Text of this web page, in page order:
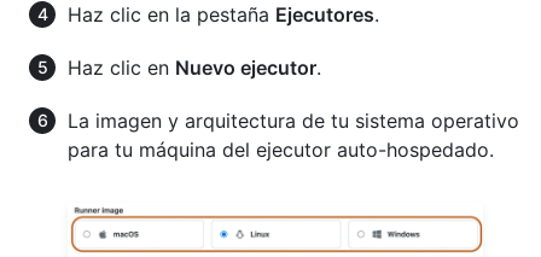
Haz clic en la pestaña Ejecutores.
Haz clic en Nuevo ejecutor.
La imagen y arquitectura de tu sistema operativo
para tu máquina del ejecutor auto-hospedado.